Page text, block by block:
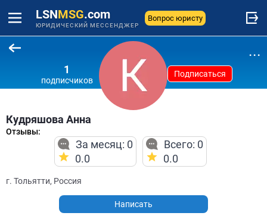
LSNMSG.com
ЮРИДИЧЕСКИЙ МЕССЕНДЖЕР
Вопрос юристу
1
подписчиков
Подписаться
...
Кудряшова Анна
Отзывы:
За месяц: 0
0.0
Всего: 0
0.0
г. Тольятти, Россия
Написать